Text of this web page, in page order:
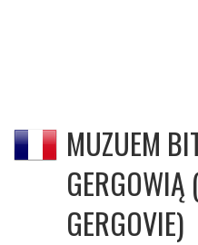
MUZUEM
GERGOWIĄ
GERGOVIE)